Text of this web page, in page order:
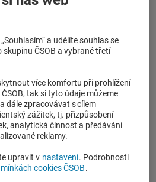
makléř
nabídky široké škály
předních pojišťoven na trhu
komplexní
vozidla
zařízení či
a udělíte souhlas se
ČSOB a vybrané třetí
více komfortu při prohlížení
tak si tyto údaje můžeme
dále zpracovávat s cílem
zážitek, tj. přizpůsobení
analytická činnost a předávání
reklamy.
upravit v nastavení. Podrobnosti
cookies ČSOB.